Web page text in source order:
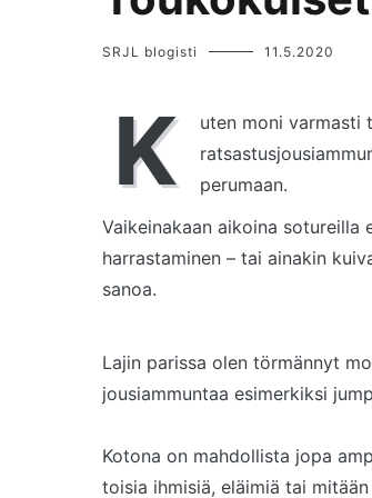
SRJL blogisti 11.5.2020
K
uten moni varmasti
perumaan.
Vaikeinakaan aikoina sotureilla
harrastaminen – tai ainakin
sanoa.
Lajin parissa olen törmännyt
jousiammuntaa esimerkiksi
Kotona on mahdollista jopa
toisia ihmisiä, eläimiä tai